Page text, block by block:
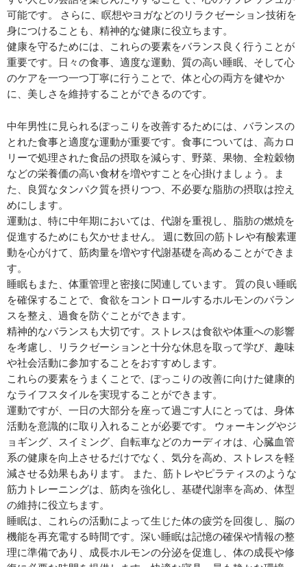
可能です。 さらに、瞑想やヨガなどのリラクゼーション技術を
身につけることも、精神的な健康に役立ちます。
健康を守るためには、これらの要素をバランス良く行うことが
重要です。日々の食事、適度な運動、質の高い睡眠、そして心
のケアを一つ一つ丁寧に行うことで、体と心の両方を健やか
に、美しさを維持することができるのです。
中年男性に見られるぽっこりを改善するためには、バランスの
とれた食事と適度な運動が重要です。食事については、高カロ
リーで処理された食品の摂取を減らす、野菜、果物、全粒穀物
などの栄養価の高い食材を増やすことを心掛けましょう。ま
た、良質なタンパク質を摂りつつ、不必要な脂肪の摂取は控え
めにします。
運動は、特に中年期においては、代謝を重視し、脂肪の燃焼を
促進するためにも欠かせません。 週に数回の筋トレや有酸素運
動を心がけて、筋肉量を増やす代謝基礎を高めることができま
す。
睡眠もまた、体重管理と密接に関連しています。 質の良い睡眠
を確保することで、食欲をコントロールするホルモンのバラン
スを整え、過食を防ぐことができます。
精神的なバランスも大切です。ストレスは食欲や体重への影響
を考慮し、リラクゼーションと十分な休息を取って学び、趣味
や社会活動に参加することをおすすめします。
これらの要素をうまくことで、ぽっこりの改善に向けた健康的
なライフスタイルを実現することができます。
運動ですが、一日の大部分を座って過ごす人にとっては、身体
活動を意識的に取り入れることが必要です。 ウォーキングやジ
ョギング、スイミング、自転車などのカーディオは、心臓血管
系の健康を向上させるだけでなく、気分を高め、ストレスを軽
減させる効果もあります。 また、筋トレやピラティスのような
筋力トレーニングは、筋肉を強化し、基礎代謝率を高め、体型
の維持に役立ちます。
睡眠は、これらの活動によって生じた体の疲労を回復し、脳の
機能を再充電する時間です。深い睡眠は記憶の確保や情報の整
理に準備であり、成長ホルモンの分泌を促進し、体の成長や修